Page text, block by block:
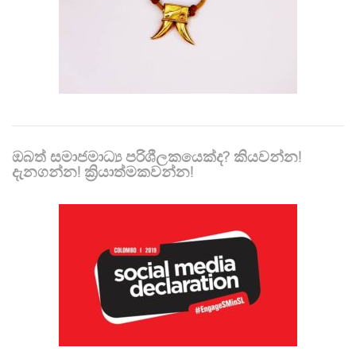
ඔබත් සමාජමාධ්‍ය පරිශීලකයෙක්ද? කියවන්න!
දැනගන්න! ක්‍රියාත්මකවන්න!